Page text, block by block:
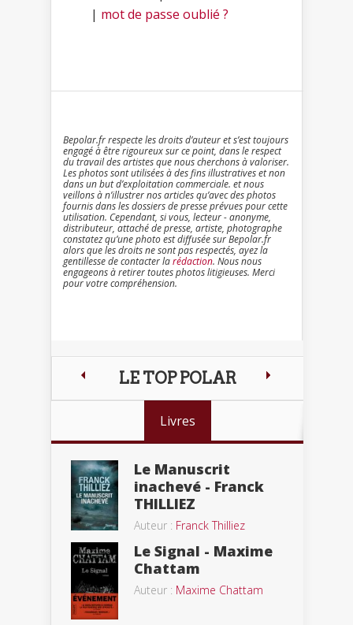
| mot de passe oublié ?
Bepolar.fr respecte les droits d’auteur et s’est toujours
engagé à être rigoureux sur ce point, dans le respect
du travail des artistes que nous cherchons à valoriser.
Les photos sont utilisées à des fins illustratives et non
dans un but d’exploitation commerciale. et nous
veillons à n’illustrer nos articles qu’avec des photos
fournis dans les dossiers de presse prévues pour cette
utilisation. Cependant, si vous, lecteur - anonyme,
distributeur, attaché de presse, artiste, photographe
constatez qu’une photo est diffusée sur Bepolar.fr
alors que les droits ne sont pas respectés, ayez la
gentillesse de contacter larédaction. Nous nous
engageons à retirer toutes photos litigieuses. Merci
pour votre compréhension.
LE TOP POLAR
Livres
Le Manuscrit
inachevé - Franck
THILLIEZ
Auteur : Franck Thilliez
Le Signal - Maxime
Chattam
Auteur : Maxime Chattam